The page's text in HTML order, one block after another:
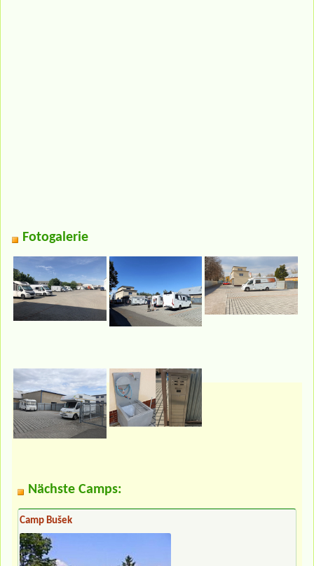
Fotogalerie
Nächste Camps:
Camp Bušek